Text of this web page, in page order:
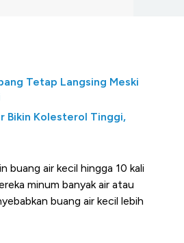
Tetap Langsing Meski
Bikin Kolesterol Tinggi,
buang air kecil hingga 10 kali
minum banyak air atau
buang air kecil lebih